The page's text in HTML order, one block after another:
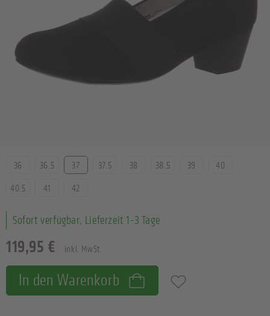
119,95 € inkl. MwSt.
Sofort verfügbar, Lieferzeit 1-3 Tage
Größe
36 36.5 37 37.5 38 38.5 39
40
40.5
41 42
In den Warenkorb Zum Merkzettel hinzufügen